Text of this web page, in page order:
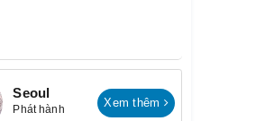
Seoul
Phát hành Xem thêm